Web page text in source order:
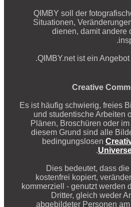
QIMBY soll der
Situationen,
dienen, damit andere
QIMBY.net ist ein Angebot
.
Creative
Es ist häufig schwierig, freies
und studentische Arbeiten
Plänen, Broschüren oder
diesem Grund sind alle
bedingungslosen
Dies bedeutet, dass
kostenfrei kopiert,
kommerziell - genutzt werden
Dritter, gleich weder
abgebildeter Personen